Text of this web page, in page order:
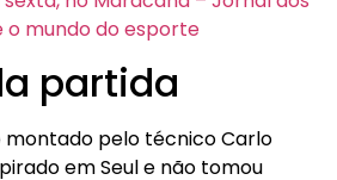
o mundo do esporte
partida
pelo técnico Carlo
em Seul e não tomou